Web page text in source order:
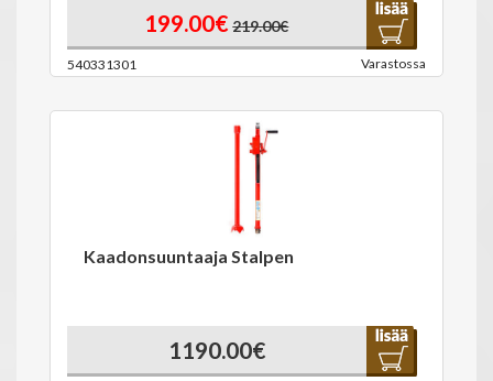
199.00€ 219.00€
540331301 Varastossa
Kaadonsuuntaaja Stalpen
1190.00€